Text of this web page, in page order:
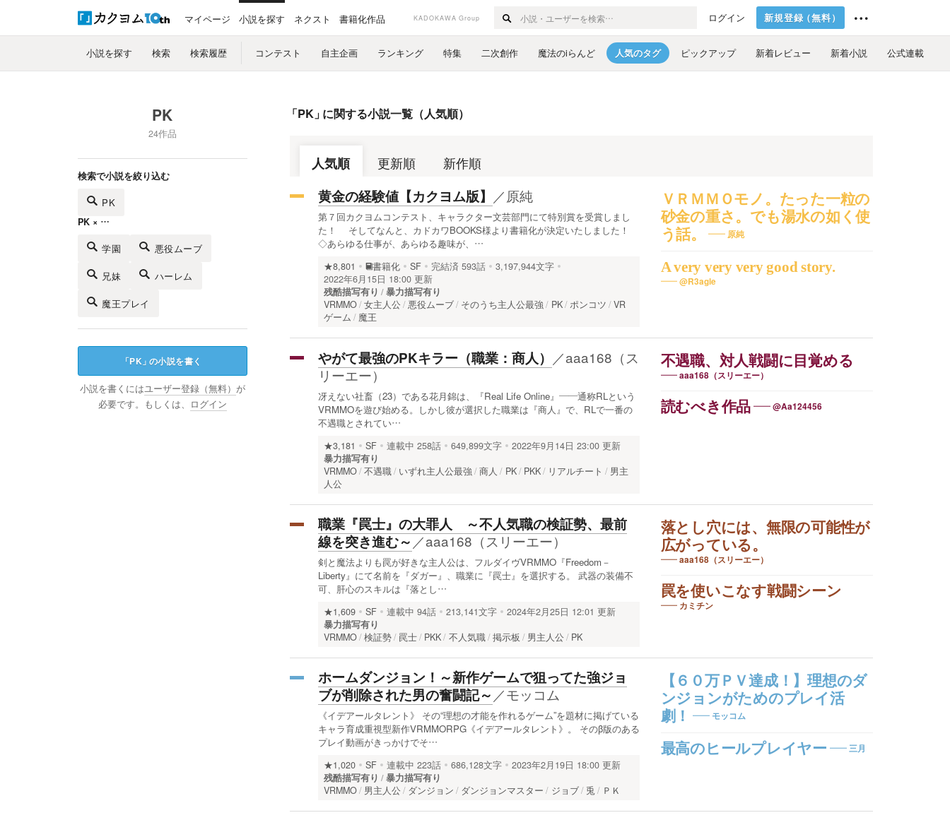
マイページ 小説を探す ネクスト 書籍化作品 KADOKAWA Group ログイン 新規登録（無料）
小説を探す 検索 検索履歴 コンテスト 自主企画 ランキング 特集 二次創作 魔法のiらんど 人気のタグ ピックアップ 新着レビュー 新着小説 公式連載
PK
24作品
検索で小説を絞り込む
PK
PK × …
学園 悪役ムーブ
兄妹 ハーレム
魔王プレイ
「PK 」の小説を書く
小説を書くにはユーザー登録（無料） が
必要です。もしくは、
ログイン
「PK 」に関する小説一覧（人気順）
人気順 更新順 新作順
ＶＲＭＭＯモノ。たった一粒の
砂金の重さ。でも湯水の如く使
う話。
原純
A very very very good story.
@R3agle
黄金の経験値【カクヨム版】 ／原純
第７回カクヨムコンテスト、キャラクター文芸部門にて特別賞を受賞しまし
た！ そしてなんと、カドカワBOOKS様より書籍化が決定いたしました！
◇あらゆる仕事が、あらゆる趣味が、…
★8,801 書籍化 SF 完結済 593話
3,197,944文字
2022年6月15日 18:00 更新
残酷描写有り
暴力描写有り
VRMMO 女主人公 悪役ムーブ そのうち主人公最強 PK ポンコツ
VR
ゲーム
魔王
不遇職、対人戦闘に目覚める
aaa168（スリーエー）
読むべき作品 @Aa124456
やがて最強のPKキラー（職業：商人） ／aaa168（ス
リーエー）
冴えない社畜（23）である花月錦は、『Real Life Online』――通称RLという
VRMMOを遊び始める。しかし彼が選択した職業は『商人』で、RLで一番の
不遇職とされてい…
★3,181 SF 連載中 258話 649,899文字
2022年9月14日 23:00 更新
暴力描写有り
VRMMO 不遇職 いずれ主人公最強 商人 PK PKK リアルチート
男主
人公
落とし穴には、無限の可能性が
広がっている。
aaa168（スリーエー）
罠を使いこなす戦闘シーン
カミチン
職業『罠士』の大罪人 ～不人気職の検証勢、最前
線を突き進む～ ／aaa168（スリーエー）
剣と魔法よりも罠が好きな主人公は、フルダイヴVRMMO『Freedom－
Liberty』にて名前を『ダガー』、職業に『罠士』を選択する。 武器の装備不
可、肝心のスキルは『落とし…
★1,609 SF 連載中 94話 213,141文字
2024年2月25日 12:01 更新
暴力描写有り
VRMMO 検証勢 罠士 PKK 不人気職 掲示板 男主人公 PK
【６０万ＰＶ達成！】理想のダ
ンジョンがためのプレイ活
劇！
モッコム
最高のヒールプレイヤー 三月
ホームダンジョン！～新作ゲームで狙ってた強ジョ
ブが削除された男の奮闘記～ ／モッコム
《イデアールタレント》 その“理想の才能を作れるゲーム”を題材に掲げている
キャラ育成重視型新作VRMMORPG《イデアールタレント》。 そのβ版のある
プレイ動画がきっかけでそ…
★1,020 SF 連載中 223話 686,128文字
2023年2月19日 18:00 更新
残酷描写有り
暴力描写有り
VRMMO
男主人公 ダンジョン ダンジョンマスター ジョブ 兎 ＰＫ